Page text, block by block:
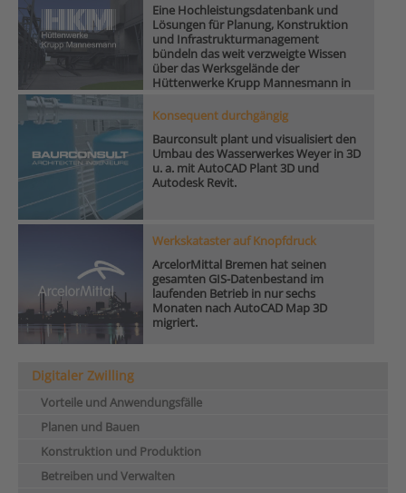
Eine Hochleistungsdatenbank und
Lösungen für Planung, Konstruktion
und Infrastrukturmanagement
bündeln das weit verzweigte Wissen
über das Werksgelände der
Hüttenwerke Krupp Mannesmann in
Konsequent durchgängig
Baurconsult plant und visualisiert den
Umbau des Wasserwerkes Weyer in 3D
u. a. mit AutoCAD Plant 3D und
Autodesk Revit.
Werkskataster auf Knopfdruck
ArcelorMittal Bremen hat seinen
gesamten GIS-Datenbestand im
laufenden Betrieb in nur sechs
Monaten nach AutoCAD Map 3D
migriert.
Digitaler Zwilling
Vorteile und Anwendungsfälle
Planen und Bauen
Konstruktion und Produktion
Betreiben und Verwalten